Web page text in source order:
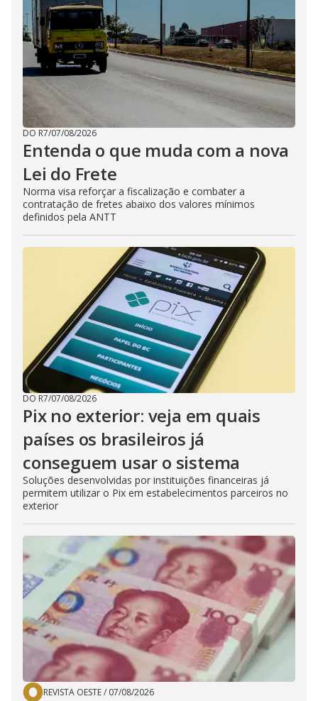
DO R7/07/08/2026
Entenda o que muda com a nova
Lei do Frete
Norma visa reforçar a fiscalização e combater a
contratação de fretes abaixo dos valores mínimos
definidos pela ANTT
DO R7/07/08/2026
Pix no exterior: veja em quais
países os brasileiros já
conseguem usar o sistema
Soluções desenvolvidas por instituições financeiras já
permitem utilizar o Pix em estabelecimentos parceiros no
exterior
REVISTA OESTE/ 07/08/2026